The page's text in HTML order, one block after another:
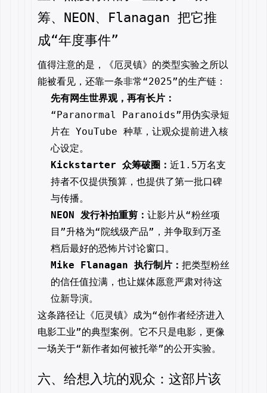
筹、NEON、Flanagan 把它推
成“年度事件”
值得注意的是，《厄灵镇》的类型实验之所以
能被看见，还靠一条非常“2025”的生产链：
先有网生世界观，再有长片：
“Paranormal Paranoids”用伪实录短
片在 YouTube 种草，让观众提前进入核
⼼设定。
Kickstarter 众筹破圈： 近1.5万名支
持者不仅提供预算，也提供了第一批口碑
与传播。
NEON 发行补拍重剪： 让影片从“粉丝项
目”升格为“院线级产品”，并争取到万圣
档后最好的恐怖片讨论窗口。
Mike Flanagan 执行制片： 把类型粉丝
的信任值拉满，也让媒体愿意严肃对待这
位新导演。
这条路径让《厄灵镇》成为“创作者经济进入
电影工业”的典型案例。它不只是电影，更像
一场关于“新作者如何被托举”的公开实验。
六、给想入坑的观众：这部片该